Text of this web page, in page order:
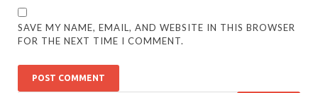
SAVE MY NAME, EMAIL, AND WEBSITE IN THIS BROWSER
FOR THE NEXT TIME I COMMENT.